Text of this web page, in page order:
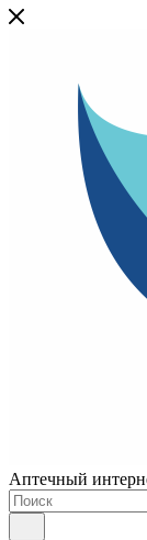
Аптечный